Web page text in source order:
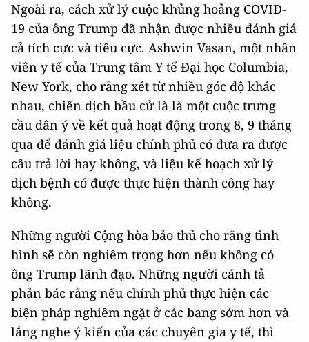
Ngoài ra, cách xử lý cuộc khủng hoảng COVID-
19 của ông Trump đã nhận được nhiều đánh giá
cả tích cực và tiêu cực. Ashwin Vasan, một nhân
viên y tế của Trung tâm Y tế Đại học Columbia,
New York, cho rằng xét từ nhiều góc độ khác
nhau, chiến dịch bầu cử là là một cuộc trưng
cầu dân ý về kết quả hoạt động trong 8, 9 tháng
qua để đánh giá liệu chính phủ có đưa ra được
câu trả lời hay không, và liệu kế hoạch xử lý
dịch bệnh có được thực hiện thành công hay
không.
Những người Cộng hòa bảo thủ cho rằng tình
hình sẽ còn nghiêm trọng hơn nếu không có
ông Trump lãnh đạo. Những người cánh tả
phản bác rằng nếu chính phủ thực hiện các
biện pháp nghiêm ngặt ở các bang sớm hơn và
lắng nghe ý kiến ​​của các chuyên gia y tế, thì